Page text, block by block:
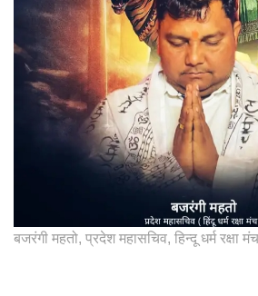
बजरंगी महतो, प्रदेश महासचिव, हिन्दू धर्म रक्षा